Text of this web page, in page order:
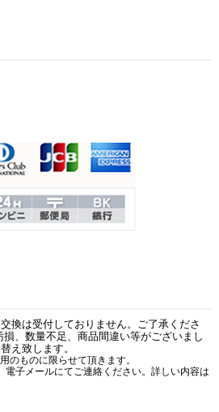
換は受付しておりません。ご了承くださ
、数量不足、商品間違い等がございまし
え致します。
のものに限らせて頂きます。
電子メールにてご連絡ください。詳しい内容は